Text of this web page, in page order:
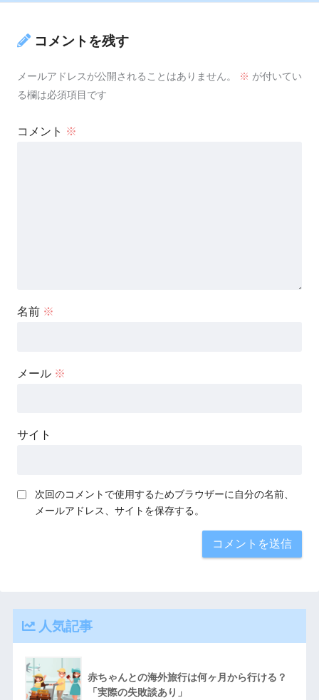
コメントを残す
メールアドレスが公開されることはありません。 ※ が付いてい
る欄は必須項目です
コメント ※
名前 ※
メール ※
サイト
次回のコメントで使用するためブラウザーに自分の名前、
メールアドレス、サイトを保存する。
人気記事
赤ちゃんとの海外旅行は何ヶ月から行ける？
「実際の失敗談あり」